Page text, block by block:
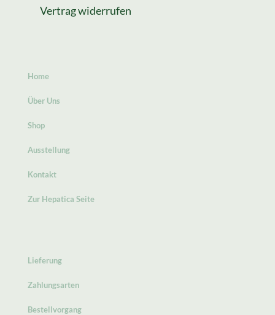
Vertrag widerrufen
Home
Über Uns
Shop
Ausstellung
Kontakt
Zur Hepatica Seite
Lieferung
Zahlungsarten
Bestellvorgang